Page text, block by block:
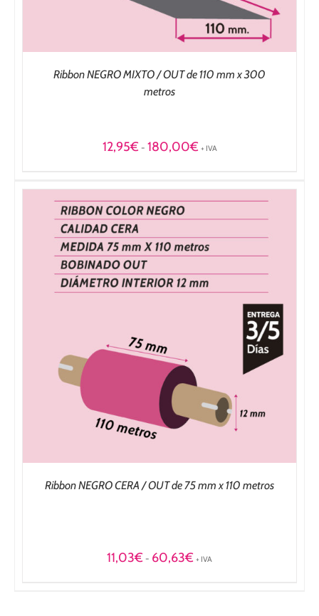
Ribbon NEGRO MIXTO / OUT de 110 mm x 300
metros
12,95€ - 180,00€Rango
+ IVA
Ribbon NEGRO CERA / OUT de 75 mm x 110 metros
11,03€ - 60,63€Rango
+ IVA